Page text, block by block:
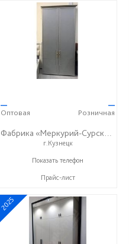
—
Оптовая
—
Розничная
Фабрика «Меркурий-Сурский»
г.Кузнецк
+7 (8415) 73-05-06
Показать телефон
Прайс-лист
2025